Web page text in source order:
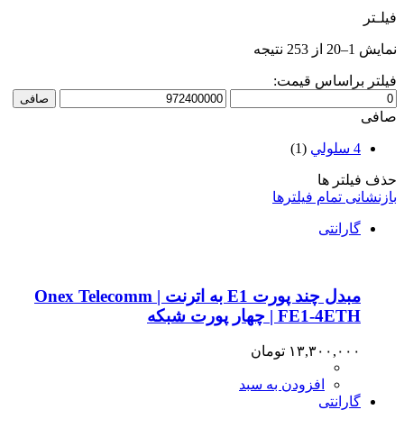
فیلـتر
نمایش 1–20 از 253 نتیجه
فیلتر براساس قیمت:
حداقل
قیمت
حداكثر
صافی
صافی
4 سلولي (1)
حذف فیلتر ها
بازنشانی تمام فیلترها
گارانتی
مبدل چند پورت E1 به اترنت | Onex Telecomm
FE1-4ETH | چهار پورت شبکه
۱۳,۳۰۰,۰۰۰ تومان
افزودن به سبد
گارانتی